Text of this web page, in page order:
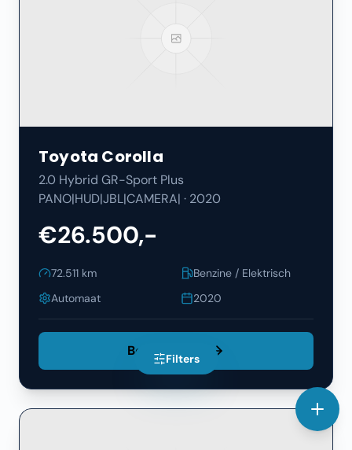
Toyota Corolla
2.0 Hybrid GR-Sport Plus
PANO|HUD|JBL|CAMERA| · 2020
€26.500,-
72.511 km
Benzine / Elektrisch
Automaat
2020
Bekijk Details
Filters